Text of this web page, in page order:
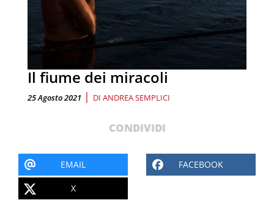
Il fiume dei miracoli
25 Agosto 2021 | DI ANDREA SEMPLICI
CONDIVIDI
EMAIL FACEBOOK
X